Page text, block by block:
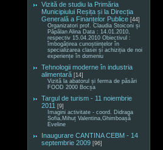
Vizită de studiu la Primăria
Municipiului Reșița și la Direcția
Generală a Finanțelor Publice [44]
Organizatori prof. Claudia Stoiconi și
Păpălan Alina Data : 14.01.2010,
respectiv 15.04.2010 Obiectivul :
îmbogățirea cunoștiințelor în
specializarea clasei și achiziția de noi
experiențe în domeniu
Tehnologii moderne în industria
alimentară [14]
Vizită la abatorul și ferma de păsări
FOOD 2000 Bocșa
Targul de turism - 11 noiembrie
2011 [9]
Imagini activitate - coord. Didraga
Sofia,Mihuț Valentina,Ghimboașă
Eveline
Inaugurare CANTINA CEBM - 14
septembrie 2009 [96]